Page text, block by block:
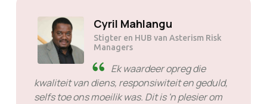
Cyril Mahlangu
Stigter en HUB van Asterism Risk
Managers
Ek waardeer opreg die
kwaliteit van diens, responsiwiteit en geduld,
selfs toe ons moeilik was. Dit is 'n plesier om